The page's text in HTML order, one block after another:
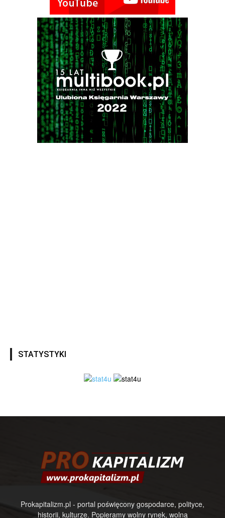
STATYSTYKI
Prokapitalizm.pl - portal poświęcony gospodarce, polityce,
historii, kulturze. Popieramy wolny rynek, wolną